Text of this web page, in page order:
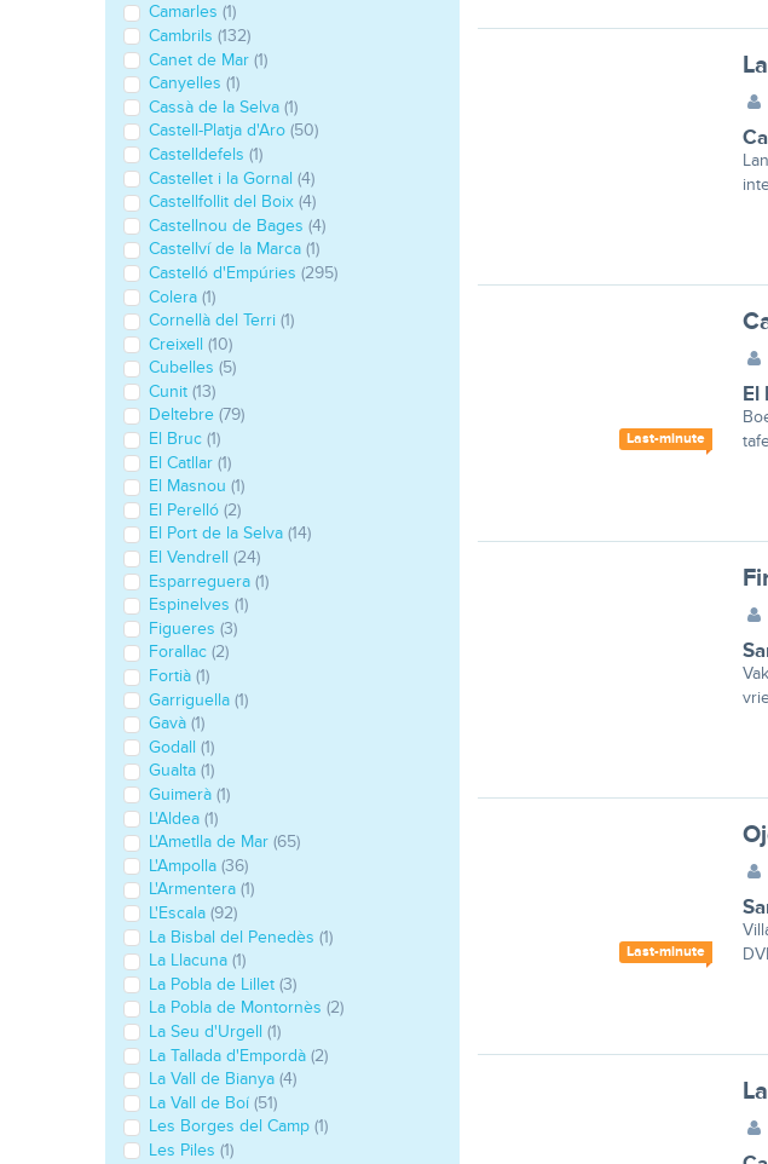
Camarles (1)
Cambrils (132)
Canet de Mar (1)
Canyelles (1)
Cassà de la Selva (1)
Castell-Platja d'Aro (50)
Castelldefels (1)
Castellet i la Gornal (4)
Castellfollit del Boix (4)
Castellnou de Bages (4)
Castellví de la Marca (1)
Castelló d'Empúries (295)
Colera (1)
Cornellà del Terri (1)
Creixell (10)
Cubelles (5)
Cunit (13)
Deltebre (79)
El Bruc (1)
El Catllar (1)
El Masnou (1)
El Perelló (2)
El Port de la Selva (14)
El Vendrell (24)
Esparreguera (1)
Espinelves (1)
Figueres (3)
Forallac (2)
Fortià (1)
Garriguella (1)
Gavà (1)
Godall (1)
Gualta (1)
Guimerà (1)
L'Aldea (1)
L'Ametlla de Mar (65)
L'Ampolla (36)
L'Armentera (1)
L'Escala (92)
La Bisbal del Penedès (1)
La Llacuna (1)
La Pobla de Lillet (3)
La Pobla de Montornès (2)
La Seu d'Urgell (1)
La Tallada d'Empordà (2)
La Vall de Bianya (4)
La Vall de Boí (51)
Les Borges del Camp (1)
Les Piles (1)
Last-minute
El
Last-minute